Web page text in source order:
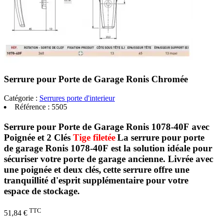
Serrure pour Porte de Garage Ronis Chromée
Catégorie : Serrures porte d'interieur
Référence : 5505
Serrure pour Porte de Garage Ronis 1078-40F avec
Poignée et 2 Clés Tige filetéeLa serrure pour porte
de garage Ronis 1078-40F est la solution idéale pour
sécuriser votre porte de garage ancienne. Livrée avec
une poignée et deux clés, cette serrure offre une
tranquillité d'esprit supplémentaire pour votre
espace de stockage.
51,84 € TTC